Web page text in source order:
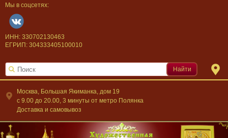
Москва, Большая Якиманка, дом 19
c 9.00 до 20.00, 3 минуты от метро Полянка
Доставка и самовывоз
Мы в соцсетях:
ИНН: 330702130463
ЕГРИП: 304333405100010
Найти